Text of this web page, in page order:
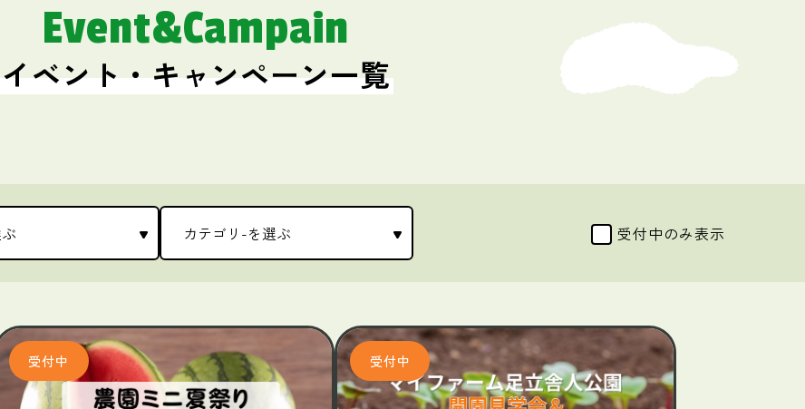
Event&Campain
イベント・キャンペーン一覧
受付中のみ表示